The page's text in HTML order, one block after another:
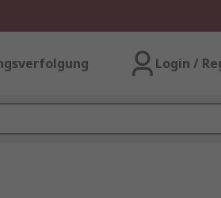
Login /